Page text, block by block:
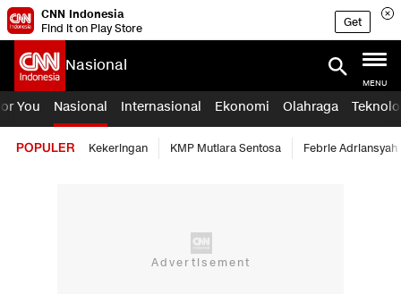
CNN Indonesia
Find it on Play Store
Get
Nasional
MENU
You Nasional Internasional Ekonomi Olahraga
POPULER Kekeringan KMP Mutiara Sentosa Febrie Adriansyah